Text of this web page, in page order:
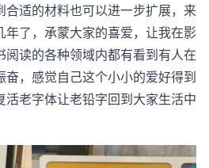
合适的材料也可以进一步扩展，来
年了，承蒙大家的喜爱，让我在影
阅读的各种领域内都有看到有人在
奋，感觉自己这个小小的爱好得到
活老字体让老铅字回到大家生活中